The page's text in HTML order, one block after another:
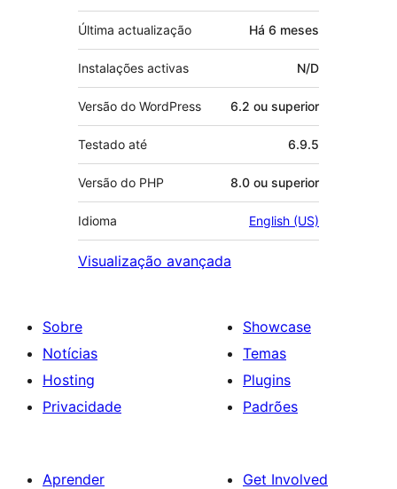
Última actualização Há 6 meses
Instalações activas N/D
Versão do WordPress 6.2 ou superior
Testado até 6.9.5
Versão do PHP 8.0 ou superior
Idioma English (US)
Visualização avançada
Sobre
Notícias
Hosting
Privacidade
Showcase
Temas
Plugins
Padrões
Aprender
Get Involved